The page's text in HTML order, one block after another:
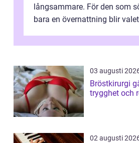
långsammare. För den som
bara en övernattning blir
utgå...
03 augusti
Bröstkirurgi
trygghet och
02 augusti